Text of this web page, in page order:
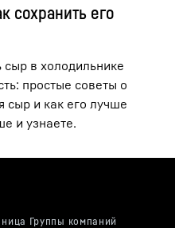
сохранить его
сыр в холодильнике
простые советы о
сыр и как его лучше
и узнаете.